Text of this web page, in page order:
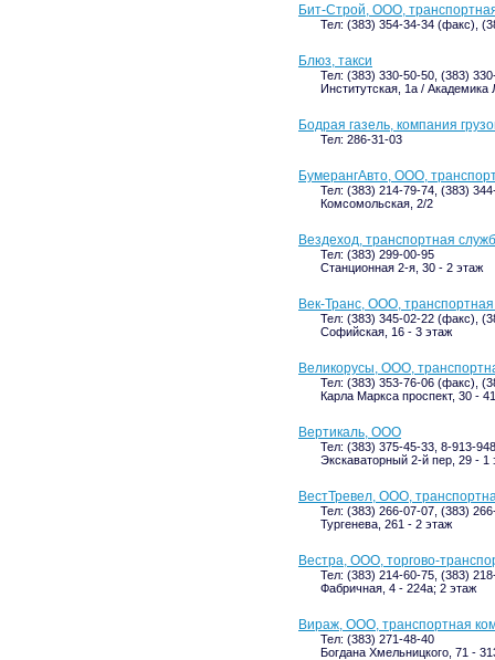
Бит-Строй, ООО,
Тел: (383) 354-34-34 (факс),
Блюз, такси
Тел: (383) 330-50-50, (383)
Институтская, 1а / Академика
Бодрая газель, компания
Тел: 286-31-03
БумерангАвто, ООО,
Тел: (383) 214-79-74, (383)
Комсомольская, 2/2
Вездеход, транспортная
Тел: (383) 299-00-95
Станционная 2-я, 30 - 2 этаж
Век-Транс, ООО,
Тел: (383) 345-02-22 (факс),
Софийская, 16 - 3 этаж
Великорусы, ООО,
Тел: (383) 353-76-06 (факс),
Карла Маркса проспект, 30 -
Вертикаль, ООО
Тел: (383) 375-45-33, 8-913-
Экскаваторный 2-й пер, 29 - 1
ВестТревел, ООО,
Тел: (383) 266-07-07, (383)
Тургенева, 261 - 2 этаж
Вестра, ООО, торгово-
Тел: (383) 214-60-75, (383)
Фабричная, 4 - 224а; 2 этаж
Вираж, ООО, транспортная
Тел: (383) 271-48-40
Богдана Хмельницкого, 71 -